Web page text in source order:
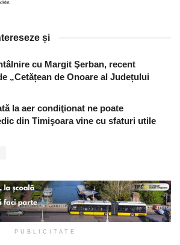
și
cu Margit Şerban, recent
„Cetățean de Onoare al Județului
la aer condiţionat ne poate
din Timişoara vine cu sfaturi utile
PUBLICITATE